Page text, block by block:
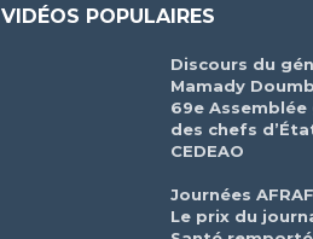
VIDÉOS POPULAIRES
Discours du
Mamady
69e Assemblée
des chefs
CEDEAO
Journées
Le prix du